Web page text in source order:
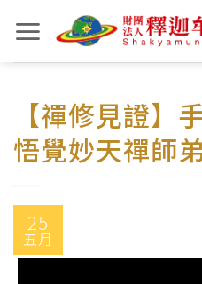
to
content
【禪修見證】
悟覺妙天禪師
25
五月